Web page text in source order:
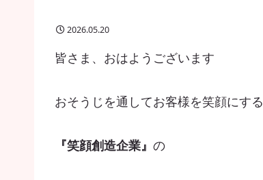
2026.05.20
皆さま、おはようございます
おそうじを通してお客様を笑顔にする
『笑顔創造企業』の